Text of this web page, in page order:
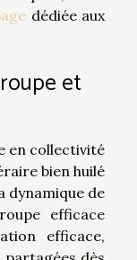
dédiée aux
et
en collectivité
bien huilé
dynamique de
efficace
efficace,